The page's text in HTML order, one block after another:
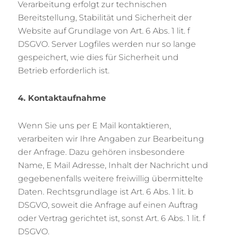
Verarbeitung erfolgt zur technischen
Bereitstellung, Stabilität und Sicherheit der
Website auf Grundlage von Art. 6 Abs. 1 lit. f
DSGVO. Server Logfiles werden nur so lange
gespeichert, wie dies für Sicherheit und
Betrieb erforderlich ist.
4. Kontaktaufnahme
Wenn Sie uns per E Mail kontaktieren,
verarbeiten wir Ihre Angaben zur Bearbeitung
der Anfrage. Dazu gehören insbesondere
Name, E Mail Adresse, Inhalt der Nachricht und
gegebenenfalls weitere freiwillig übermittelte
Daten. Rechtsgrundlage ist Art. 6 Abs. 1 lit. b
DSGVO, soweit die Anfrage auf einen Auftrag
oder Vertrag gerichtet ist, sonst Art. 6 Abs. 1 lit. f
DSGVO.